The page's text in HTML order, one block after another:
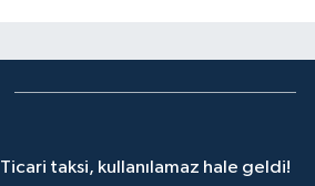
Ticari taksi, kullanılamaz hale geldi!